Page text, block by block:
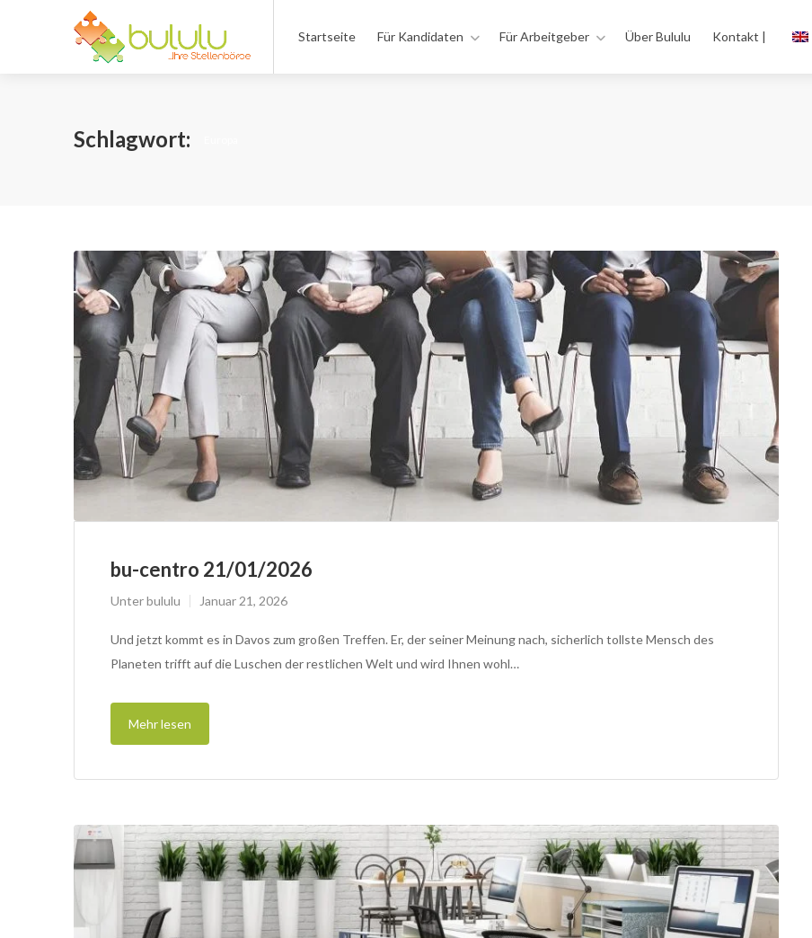
Startseite Für Kandidaten Für Arbeitgeber Über Bululu Kontakt |
Schlagwort:
bu-centro 21/01/2026
Unterbululu Januar 21, 2026
Und jetzt kommt es in Davos zum großen Treffen. Er, der seiner Meinung nach, sicherlich tollste Mensch des
Planeten trifft auf die Luschen der restlichen Welt und wird Ihnen wohl…
Mehr lesen